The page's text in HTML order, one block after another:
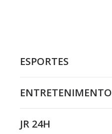
ESPORTES
ENTRETENIMENTO
JR 24H